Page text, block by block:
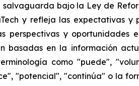
salvaguarda bajo la Ley de
y refleja las expectativas y
perspectivas y oportunidades
basadas en la información
como "puede",
"potencial", "continúa" o la